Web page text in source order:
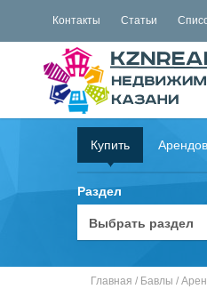
Контакты Статьи
Купить
Раздел
Главная / Бавлы /